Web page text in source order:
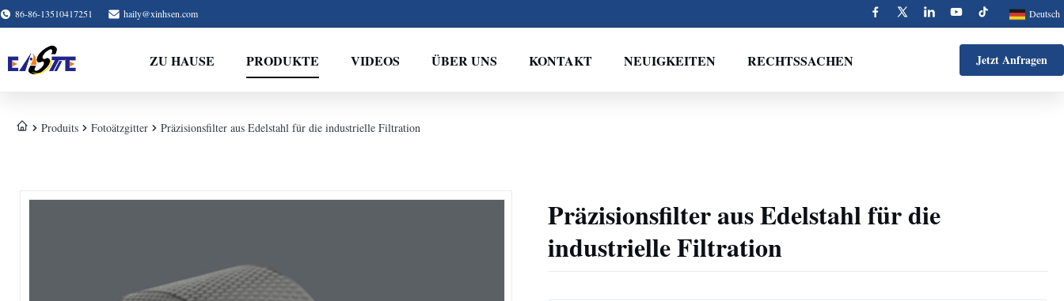
86-86-13510417251 haily@xinhsen.com Deutsch
ZU HAUSE PRODUKTE VIDEOS ÜBER UNS KONTAKT NEUIGKEITEN RECHTSSACHEN Jetzt Anfragen
Produits Fotoätzgitter Präzisionsfilter aus Edelstahl für die industrielle Filtration
Präzisionsfilter aus Edelstahl für die
industrielle Filtration